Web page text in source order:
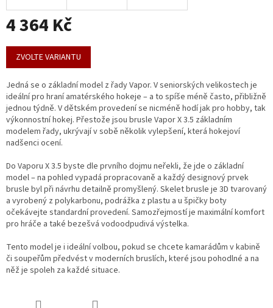
4 364 Kč
Měrná
cena:
ZVOLTE VARIANTU
Jedná se o základní model z řady Vapor. V seniorských velikostech je
ideální pro hraní amatérského hokeje – a to spíše méně často, přibližně
jednou týdně. V dětském provedení se nicméně hodí jak pro hobby, tak
výkonnostní hokej. Přestože jsou brusle Vapor X 3.5 základním
modelem řady, ukrývají v sobě několik vylepšení, která hokejoví
nadšenci ocení.
Do Vaporu X 3.5 byste dle prvního dojmu neřekli, že jde o základní
model – na pohled vypadá propracovaně a každý designový prvek
brusle byl při návrhu detailně promyšlený. Skelet brusle je 3D tvarovaný
a vyrobený z polykarbonu, podrážka z plastu a u špičky boty
očekávejte standardní provedení. Samozřejmostí je maximální komfort
pro hráče a také bezešvá vodoodpudivá výstelka.
Tento model je i ideální volbou, pokud se chcete kamarádům v kabině
či soupeřům předvést v moderních bruslích, které jsou pohodlné a na
něž je spoleh za každé situace.